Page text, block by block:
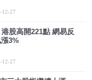
12-27
高開221點 網易反
訊漲3%
12-27